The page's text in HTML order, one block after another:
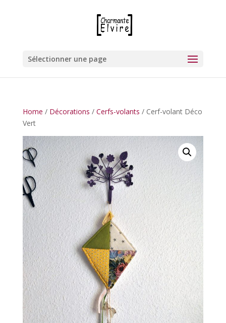
Sélectionner une page
Home / Décorations / Cerfs-volants / Cerf-volant Déco
Vert